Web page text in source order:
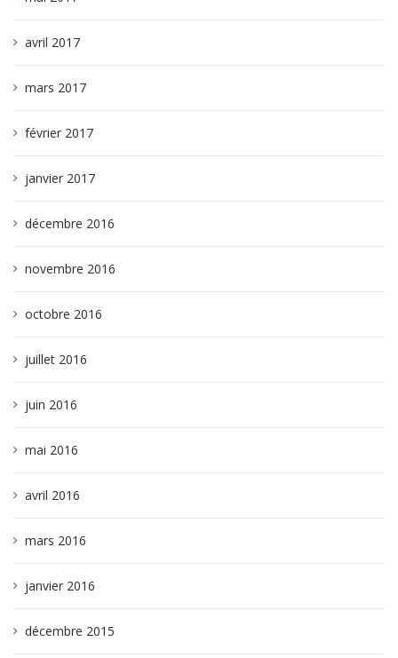
avril 2017
mars 2017
février 2017
janvier 2017
décembre 2016
novembre 2016
octobre 2016
juillet 2016
juin 2016
mai 2016
avril 2016
mars 2016
janvier 2016
décembre 2015